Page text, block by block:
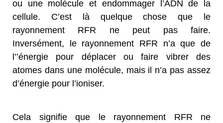
ou une molécule et endommager l’ADN de la
cellule. C’est là quelque chose que le
rayonnement RFR ne peut pas faire.
Inversément, le rayonnement RFR n’a que de
l’’énergie pour déplacer ou faire vibrer des
atomes dans une molécule, mais il n’a pas assez
d’énergie pour l’ioniser.
Cela signifie que le rayonnement RFR ne